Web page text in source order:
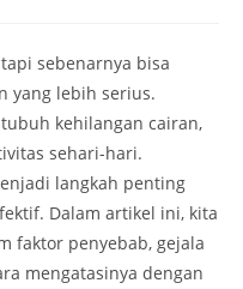
sebenarnya bisa
yang lebih serius.
kehilangan cairan,
sehari-hari.
langkah penting
Dalam artikel ini, kita
faktor penyebab, gejala
mengatasinya dengan